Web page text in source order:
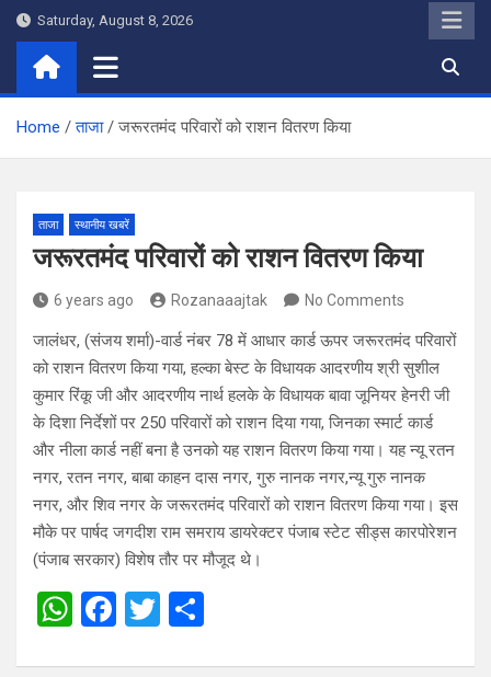
Skip
content
Saturday, August 8, 2026
Home ताजा जरूरतमंद परिवारों को राशन वितरण किया
ताजा स्थानीय खबरें
जरूरतमंद परिवारों को राशन वितरण किया
6 years ago Rozanaaajtak No Comments
जालंधर, (संजय शर्मा)-वार्ड नंबर 78 में आधार कार्ड ऊपर जरूरतमंद परिवारों
को राशन वितरण किया गया, हल्का बेस्ट के विधायक आदरणीय श्री सुशील
कुमार रिंकू जी और आदरणीय नार्थ हलके के विधायक बावा जूनियर हेनरी जी
के दिशा निर्देशों पर 250 परिवारों को राशन दिया गया, जिनका स्मार्ट कार्ड
और नीला कार्ड नहीं बना है उनको यह राशन वितरण किया गया। यह न्यू रतन
नगर, रतन नगर, बाबा काहन दास नगर, गुरु नानक नगर,न्यू गुरु नानक
नगर, और शिव नगर के जरूरतमंद परिवारों को राशन वितरण किया गया। इस
मौके पर पार्षद जगदीश राम समराय डायरेक्टर पंजाब स्टेट सीड्स कारपोरेशन
(पंजाब सरकार) विशेष तौर पर मौजूद थे।
W F
T